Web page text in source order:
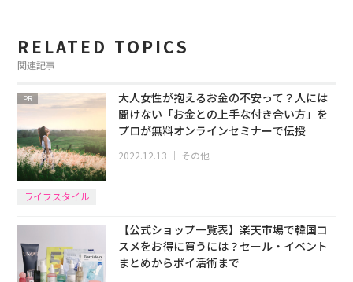
RELATED TOPICS
関連記事
PR
大人女性が抱えるお金の不安って？人には
聞けない「お金との上手な付き合い方」を
プロが無料オンラインセミナーで伝授
2022.12.13 ｜ その他
ライフスタイル
【公式ショップ一覧表】楽天市場で韓国コ
スメをお得に買うには？セール・イベント
まとめからポイ活術まで